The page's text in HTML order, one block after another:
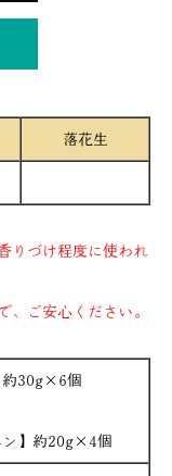
落花生
りづけ程度に使われ
、ご安心ください。
約30g×6個
ン】約20g×4個